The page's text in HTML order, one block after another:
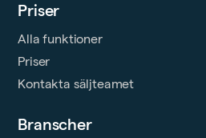
Priser
Alla funktioner
Priser
Kontakta säljteamet
Branscher